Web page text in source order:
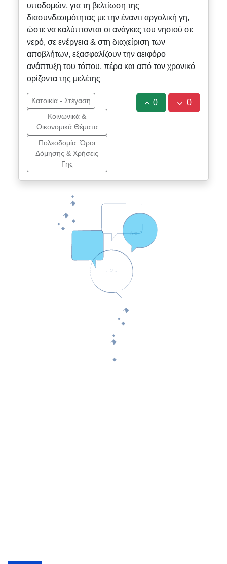
υποδομών, για τη βελτίωση της
διασυνδεσιμότητας με την έναντι αργολική γη,
ώστε να καλύπτονται οι ανάγκες του νησιού σε
νερό, σε ενέργεια & στη διαχείριση των
αποβλήτων, εξασφαλίζουν την αειφόρο
ανάπτυξη του τόπου, πέρα και από τον χρονικό
ορίζοντα της μελέτης
Κατοικία - Στέγαση
Κοινωνικά &
Οικονομικά Θέματα
Πολεοδομία: Όροι
Δόμησης & Χρήσεις
Γης
0 0